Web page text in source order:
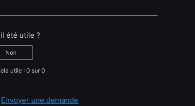
été utile ?
Non
utile : 0 sur 0
Envoyer une demande